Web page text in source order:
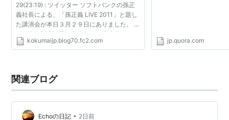
29(23:19) : ツイッター ソフトバンクの孫正
義社長による、「孫正義 LIVE 2011」と題し
た講演会が本日３月２９日にありました。 こ
れは来年新卒採用の学生向けの講演会なので
すが、Ustreamを使ってネットでもライブ中
kokumaijp.blog70.fc2.com jp.quora.com
関連ブログ
Echoの日記 • 2日前